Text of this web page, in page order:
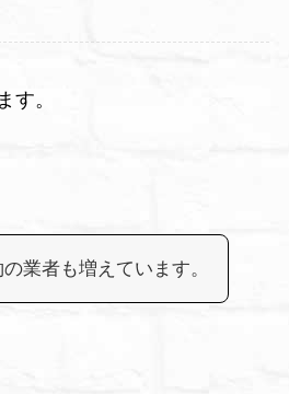
す。
業者も増えています。